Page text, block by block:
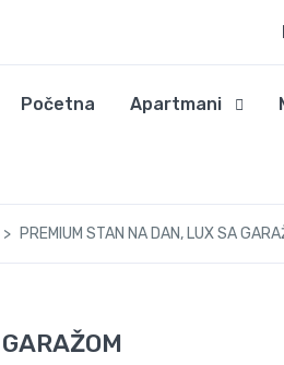
Početna Apartmani
PREMIUM STAN NA DAN, LUX SA